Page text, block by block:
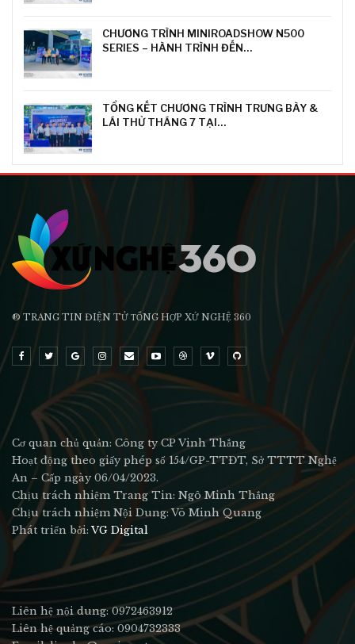
CHƯƠNG TRÌNH MINIROADSHOW N500
SERIES – HÀNH TRÌNH ĐẾN…
TỔNG KẾT CHƯƠNG TRÌNH TRƯNG BÀY &
LÁI THỬ THÁNG 7 TẠI…
® TRANG TIN ĐIỆN TỬ ТỔNG HỢP XỨ NGHỆ 360
Cơ quan chủ quản: Công ty CP Vinh Thắng
Hoạt động theo giấy phép số 154/GP-TTĐT, Sở TTTT Nghệ
An – Cấp ngày 06/04/2023.
Chịu trách nhiệm Trang Tin: Ngô Minh Thắng
Chịu trách nhiệm Nội Dung: Võ Minh Quang
Phát triển bởi:VG Digital
Liên hệ nội dung: 0972463912
Liên hệ quảng cáo: 0904732333